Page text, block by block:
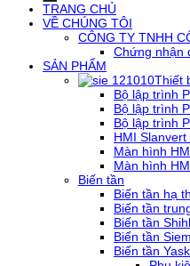
TRANG CHỦ
VỀ CHÚNG TÔI
CÔNG TY TNHH
Chứng nhận
SẢN PHẨM
Thiết
Bộ lập trình
Bộ lập trình
Bộ lập trình
HMI Slanvert
Màn hình
Màn hình
Biến tần
Biến tần hạ
Biến tần
Biến tần
Biến tần
Biến tần